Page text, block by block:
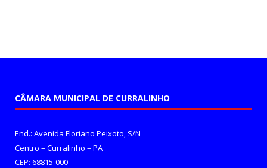
CÂMARA MUNICIPAL DE CURRALINHO
End.: Avenida Floriano Peixoto, S/N
Centro – Curralinho – PA
CEP: 68815-000